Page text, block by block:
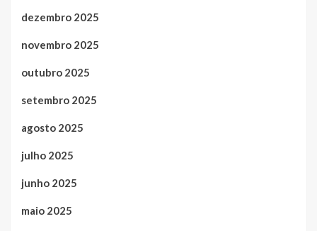
dezembro 2025
novembro 2025
outubro 2025
setembro 2025
agosto 2025
julho 2025
junho 2025
maio 2025